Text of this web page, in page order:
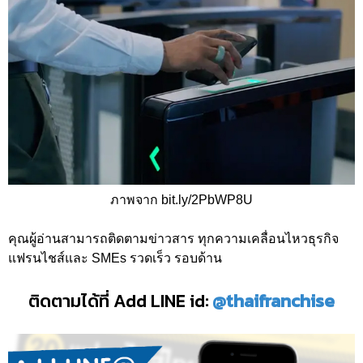
ภาพจาก bit.ly/2PbWP8U
คุณผู้อ่านสามารถติดตามข่าวสาร ทุกความเคลื่อนไหวธุรกิจ
แฟรนไชส์และ SMEs รวดเร็ว รอบด้าน
ติดตามได้ที่ Add LINE id:@thaifranchise